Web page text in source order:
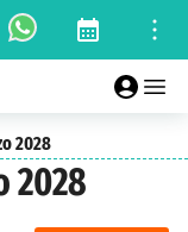
2028
2028